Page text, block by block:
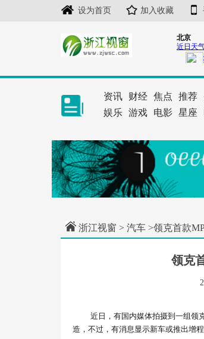
设为首页 加入收藏
资讯 财经 焦点 推荐
娱乐 游戏 电影 星座
浙江视窗 > 汽车 >领克首款
领克
近日，有国内媒体拍摄到一组领
造，不过，有消息显示新车或推出增程